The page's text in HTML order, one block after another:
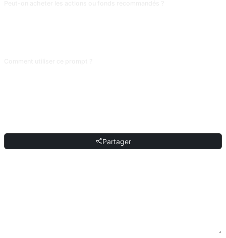
Partager